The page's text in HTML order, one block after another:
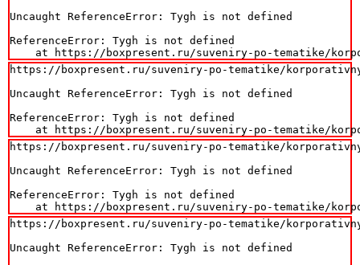
Uncaught ReferenceError: Tygh is not defined
ReferenceError: Tygh is not defined
at https://boxpresent.ru/suveniry-po-tematike/
https://boxpresent.ru/suveniry-po-tematike/
Uncaught ReferenceError: Tygh is not defined
ReferenceError: Tygh is not defined
at https://boxpresent.ru/suveniry-po-tematike/
https://boxpresent.ru/suveniry-po-tematike/
Uncaught ReferenceError: Tygh is not defined
ReferenceError: Tygh is not defined
at https://boxpresent.ru/suveniry-po-tematike/
https://boxpresent.ru/suveniry-po-tematike/
Uncaught ReferenceError: Tygh is not defined